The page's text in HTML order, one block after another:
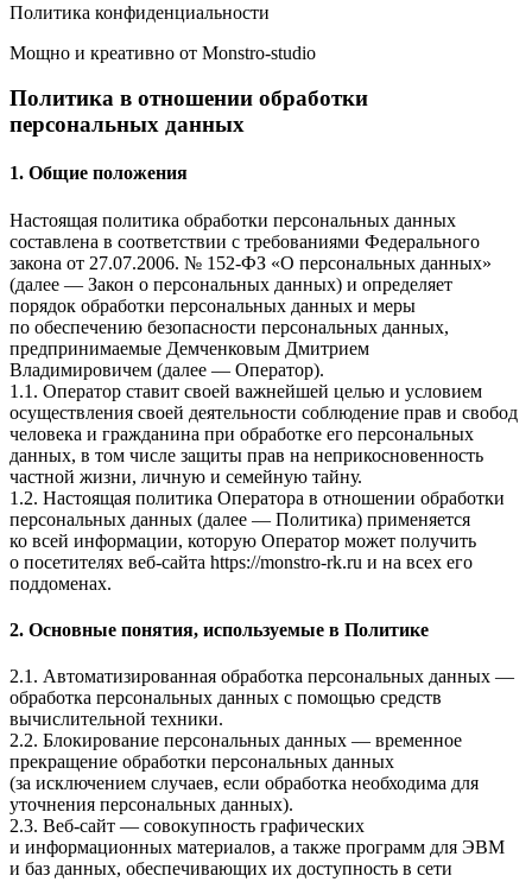
Политика конфиденциальности
Мощно и креативно от Monstro-studio
Политика в отношении обработки
персональных данных
1. Общие положения
Настоящая политика обработки персональных данных
составлена в соответствии с требованиями Федерального
закона от 27.07.2006. № 152-ФЗ «О персональных данных»
(далее — Закон о персональных данных) и определяет
порядок обработки персональных данных и меры
по обеспечению безопасности персональных данных,
предпринимаемые Демченковым Дмитрием
Владимировичем (далее — Оператор).
1.1. Оператор ставит своей важнейшей целью и условием
осуществления своей деятельности соблюдение прав и свобод
человека и гражданина при обработке его персональных
данных, в том числе защиты прав на неприкосновенность
частной жизни, личную и семейную тайну.
1.2. Настоящая политика Оператора в отношении обработки
персональных данных (далее — Политика) применяется
ко всей информации, которую Оператор может получить
о посетителях веб-сайта https://monstro-rk.ru и на всех его
поддоменах.
2. Основные понятия, используемые в Политике
2.1. Автоматизированная обработка персональных данных —
обработка персональных данных с помощью средств
вычислительной техники.
2.2. Блокирование персональных данных — временное
прекращение обработки персональных данных
(за исключением случаев, если обработка необходима для
уточнения персональных данных).
2.3. Веб-сайт — совокупность графических
и информационных материалов, а также программ для ЭВМ
и баз данных, обеспечивающих их доступность в сети